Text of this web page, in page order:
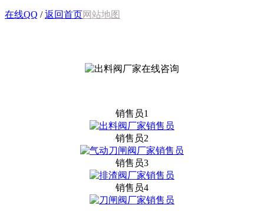
在线QQ /返回首页 网站地图
销售员1
销售员2
销售员3
销售员4